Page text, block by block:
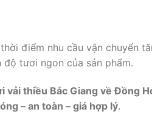
điểm nhu cầu vận chuyển
tươi ngon của sản phẩm.
vải thiều Bắc Giang về Đồng
– an toàn – giá hợp lý.